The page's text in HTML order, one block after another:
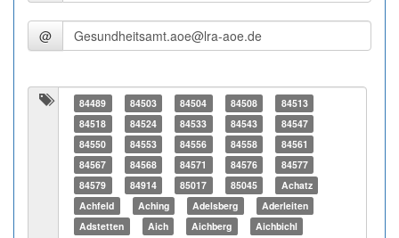
@
84489 84503 84504 84508
84513
84518
84524 84533 84543
84547
84550
84553 84556 84558
84561
84567
84568 84571 84576
84577
84579
84914 85017 85045
Achatz
Achfeld
Aching Adelsberg
Aderleiten
Adstetten
Aich Aichberg Aichbichl